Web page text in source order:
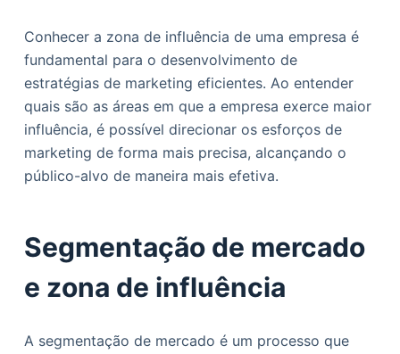
Conhecer a zona de influência de uma empresa é
fundamental para o desenvolvimento de
estratégias de marketing eficientes. Ao entender
quais são as áreas em que a empresa exerce maior
influência, é possível direcionar os esforços de
marketing de forma mais precisa, alcançando o
público-alvo de maneira mais efetiva.
Segmentação de mercado
e zona de influência
A segmentação de mercado é um processo que